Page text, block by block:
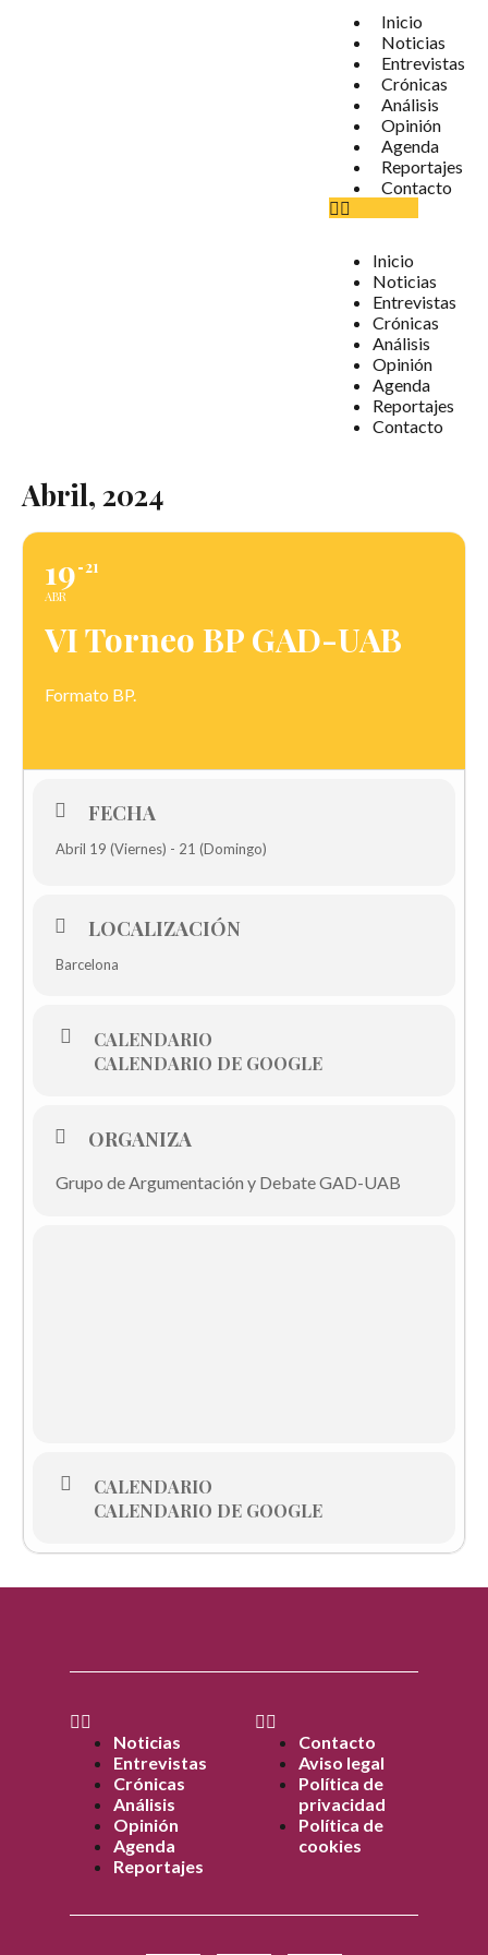
Inicio
Noticias
Entrevistas
Crónicas
Análisis
Opinión
Agenda
Reportajes
Contacto
Inicio
Noticias
Entrevistas
Crónicas
Análisis
Opinión
Agenda
Reportajes
Contacto
Abril, 2024
19
ABR
21
VI Torneo BP GAD-UAB
Formato BP.
FECHA
Abril 19 (Viernes) - 21 (Domingo)
LOCALIZACIÓN
Barcelona
CALENDARIO
CALENDARIO DE GOOGLE
ORGANIZA
Grupo de Argumentación y Debate GAD-UAB
CALENDARIO
CALENDARIO DE GOOGLE
Noticias
Entrevistas
Crónicas
Análisis
Opinión
Agenda
Reportajes
Contacto
Aviso legal
Política de
privacidad
Política de
cookies